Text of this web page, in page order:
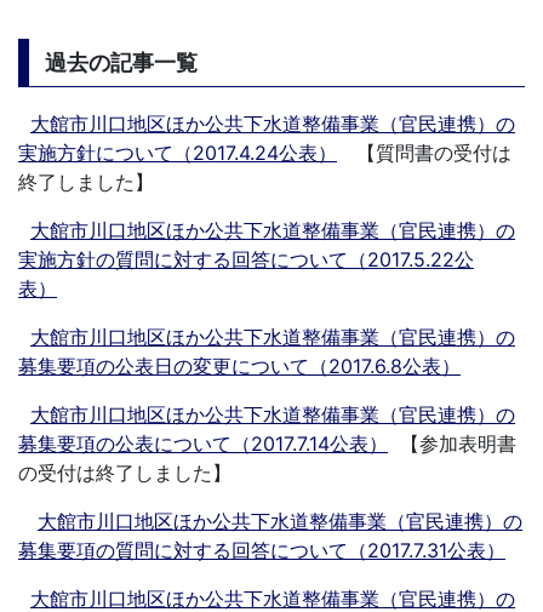
過去の記事一覧
大館市川口地区ほか公共下水道整備事業（官民連携）の
実施方針について（2017.4.24公表）
【質問書の受付は
終了しました】
大館市川口地区ほか公共下水道整備事業（官民連携）の
実施方針の質問に対する回答について（2017.5.22公
表）
大館市川口地区ほか公共下水道整備事業（官民連携）の
募集要項の公表日の変更について（2017.6.8公表）
大館市川口地区ほか公共下水道整備事業（官民連携）の
募集要項の公表について（2017.7.14公表）
【参加表明書
の受付は終了しました】
大館市川口地区ほか公共下水道整備事業（官民連携）の
募集要項の質問に対する回答について（2017.7.31公表）
大館市川口地区ほか公共下水道整備事業（官民連携）の